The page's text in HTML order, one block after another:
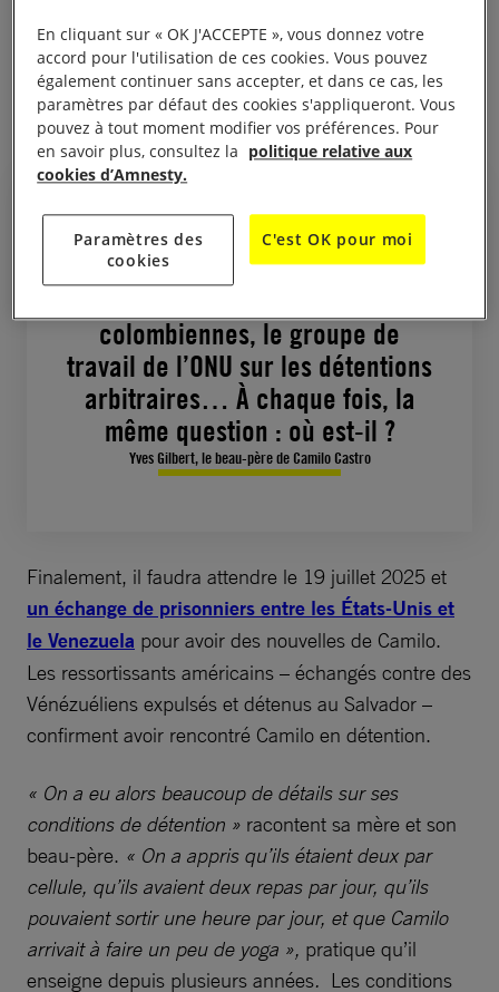
« Habeas corpus » : une injonction
contre la détention arbitraire
Nous avons remué ciel et terre :
colombiennes, le groupe de
travail de l’ONU sur les détentions
arbitraires… À chaque fois, la
même question : où est-il ?
Yves Gilbert, le beau-père de Camilo Castro
Finalement, il faudra attendre le 19 juillet 2025 et
un échange de prisonniers entre les États-Unis et
le Venezuela pour avoir des nouvelles de Camilo.
Les ressortissants américains – échangés contre des
Vénézuéliens expulsés et détenus au Salvador –
confirment avoir rencontré Camilo en détention.
« On a eu alors beaucoup de détails sur ses
conditions de détention » racontent sa mère et son
beau-père. « On a appris qu’ils étaient deux par
cellule, qu’ils avaient deux repas par jour, qu’ils
pouvaient sortir une heure par jour, et que Camilo
arrivait à faire un peu de yoga », pratique qu’il
enseigne depuis plusieurs années. Les conditions
En cliquant sur « OK J'ACCEPTE », vous donnez votre
accord pour l'utilisation de ces cookies. Vous pouvez
également continuer sans accepter, et dans ce cas, les
paramètres par défaut des cookies s'appliqueront. Vous
pouvez à tout moment modifier vos préférences. Pour
en savoir plus, consultez la politique relative aux
cookies d’Amnesty.
Paramètres des
cookies
C'est OK pour moi